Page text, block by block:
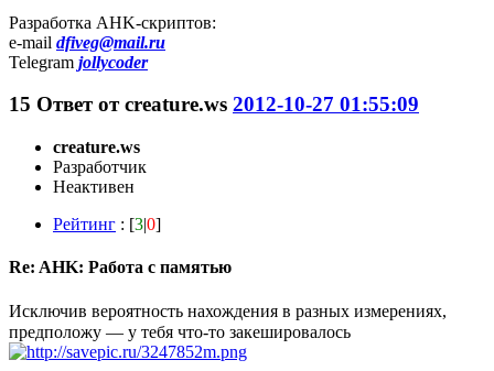
Разработка AHK-скриптов:
e-mail dfiveg@mail.ru
Telegram jollycoder
15 Ответ отcreature.ws 2012-10-27 01:55:09
creature.ws
Разработчик
Неактивен
Рейтинг : [3|0]
Re: AHK: Работа с памятью
Исключив вероятность нахождения в разных измерениях,
предположу — у тебя что-то закешировалось